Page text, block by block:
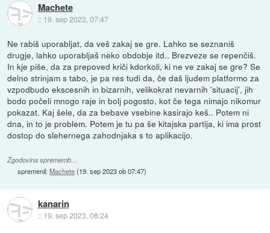
Machete
:: 19. sep 2023, 07:47
Ne rabiš uporabljat, da veš zakaj se gre. Lahko se seznaniš
drugje, lahko uporabljaš neko obdobje itd.. Brezveze se repenčiš.
In kje piše, da za prepoved kriči kdorkoli, ki ne ve zakaj se gre? Se
delno strinjam s tabo, je pa res tudi da, če daš ljudem platformo za
vzpodbudo ekscesnih in bizarnih, velikokrat nevarnih 'situacij', jih
bodo počeli mnogo raje in bolj pogosto, kot če tega nimajo nikomur
pokazat. Kaj šele, da za bebave vsebine kasirajo keš.. Potem ni
dna, in to je problem. Potem je tu pa še kitajska partija, ki ima prost
dostop do slehernega zahodnjaka s to aplikacijo.
Zgodovina sprememb…
spremenil:Machete(19. sep 2023 ob 07:47)
kanarin
:: 19. sep 2023, 08:24